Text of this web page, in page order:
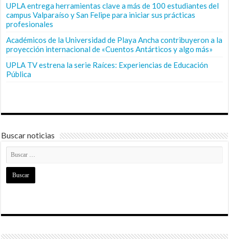
UPLA entrega herramientas clave a más de 100 estudiantes del
campus Valparaíso y San Felipe para iniciar sus prácticas
profesionales
Académicos de la Universidad de Playa Ancha contribuyeron a la
proyección internacional de «Cuentos Antárticos y algo más»
UPLA TV estrena la serie Raíces: Experiencias de Educación
Pública
Buscar noticias